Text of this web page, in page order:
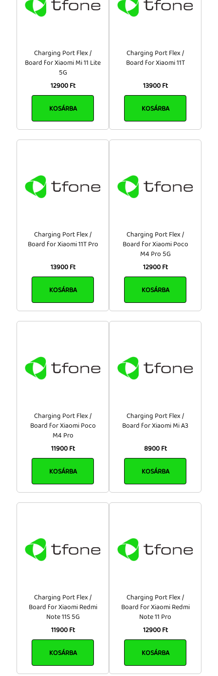
Charging Port Flex /
Board for Xiaomi Mi 11 Lite
5G
12900 Ft
KOSÁRBA
Charging Port Flex /
Board for Xiaomi 11T
13900 Ft
KOSÁRBA
Charging Port Flex /
Board for Xiaomi 11T Pro
13900 Ft
KOSÁRBA
Charging Port Flex /
Board for Xiaomi Poco
M4 Pro 5G
12900 Ft
KOSÁRBA
Charging Port Flex /
Board for Xiaomi Poco
M4 Pro
11900 Ft
KOSÁRBA
Charging Port Flex /
Board for Xiaomi Mi A3
8900 Ft
KOSÁRBA
Charging Port Flex /
Board for Xiaomi Redmi
Note 11S 5G
11900 Ft
KOSÁRBA
Charging Port Flex /
Board for Xiaomi Redmi
Note 11 Pro
12900 Ft
KOSÁRBA